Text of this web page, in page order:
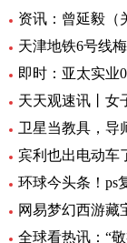
资讯：曾延毅（
天津地铁6号线
即时：亚太实业
卫星当教具，导
网易梦幻西游藏